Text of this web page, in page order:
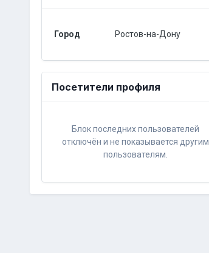
Город Ростов-на-Дону
Посетители профиля
Блок последних пользователей
отключён и не показывается другим
пользователям.